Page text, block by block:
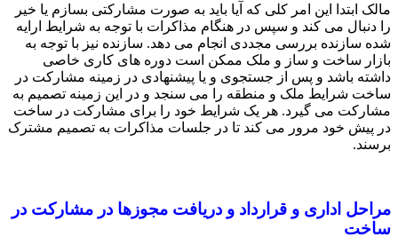
مالک ابتدا این امر کلی که آیا باید به صورت مشارکتی بسازم یا خیر
را دنبال می کند و سپس در هنگام مذاکرات با توجه به شرایط ارایه
شده سازنده بررسی مجددی انجام می دهد. سازنده نیز با توجه به
بازار ساخت و ساز و ملک ممکن است دوره های کاری خاصی
داشته باشد و پس از جستجوی و یا پیشنهادی در زمینه مشارکت در
ساخت شرایط ملک و منطقه را می سنجد و در این زمینه تصمیم به
مشارکت می گیرد. هر یک شرایط خود را برای مشارکت در ساخت
در پیش خود مرور می کند تا در جلسات مذاکرات به تصمیم مشترک
برسند.
مراحل اداری و قرارداد و دریافت مجوزها در مشارکت در
ساخت